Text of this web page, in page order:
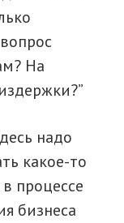
На
надо
какое-то
процессе
бизнеса